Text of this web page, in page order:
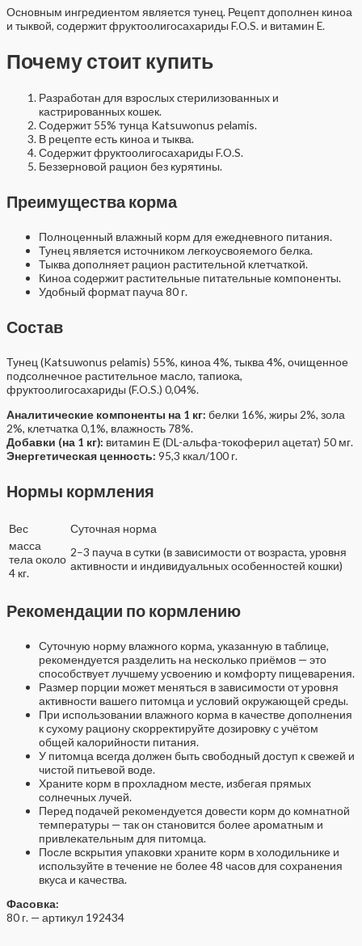
Основным ингредиентом является тунец. Рецепт дополнен киноа
и тыквой, содержит фруктоолигосахариды F.O.S. и витамин E.
Почему стоит купить
Разработан для взрослых стерилизованных и
кастрированных кошек.
Содержит 55% тунца Katsuwonus pelamis.
В рецепте есть киноа и тыква.
Содержит фруктоолигосахариды F.O.S.
Беззерновой рацион без курятины.
Преимущества корма
Полноценный влажный корм для ежедневного питания.
Тунец является источником легкоусвояемого белка.
Тыква дополняет рацион растительной клетчаткой.
Киноа содержит растительные питательные компоненты.
Удобный формат пауча 80 г.
Состав
Тунец (Katsuwonus pelamis) 55%, киноа 4%, тыква 4%, очищенное
подсолнечное растительное масло, тапиока,
фруктоолигосахариды (F.O.S.) 0,04%.
Аналитические компоненты на 1 кг: белки 16%, жиры 2%, зола
2%, клетчатка 0,1%, влажность 78%.
Добавки (на 1 кг): витамин Е (DL-альфа-токоферил ацетат) 50 мг.
Энергетическая ценность: 95,3 ккал/100 г.
Нормы кормления
Вес
Суточная норма
масса
тела около
4 кг.
2–3 пауча в сутки (в зависимости от возраста, уровня
активности и индивидуальных особенностей кошки)
Рекомендации по кормлению
Суточную норму влажного корма, указанную в таблице,
рекомендуется разделить на несколько приёмов — это
способствует лучшему усвоению и комфорту пищеварения.
Размер порции может меняться в зависимости от уровня
активности вашего питомца и условий окружающей среды.
При использовании влажного корма в качестве дополнения
к сухому рациону скорректируйте дозировку с учётом
общей калорийности питания.
У питомца всегда должен быть свободный доступ к свежей и
чистой питьевой воде.
Храните корм в прохладном месте, избегая прямых
солнечных лучей.
Перед подачей рекомендуется довести корм до комнатной
температуры — так он становится более ароматным и
привлекательным для питомца.
После вскрытия упаковки храните корм в холодильнике и
используйте в течение не более 48 часов для сохранения
вкуса и качества.
Фасовка:
80 г. — артикул 192434